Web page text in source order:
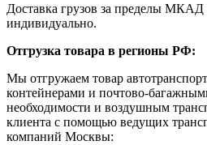
Доставка грузов за пределы МКАД
индивидуально.
Отгрузка товара в регионы РФ:
Мы отгружаем товар
контейнерами и почтово-
необходимости и воздушным
клиента с помощью ведущих
компаний Москвы: